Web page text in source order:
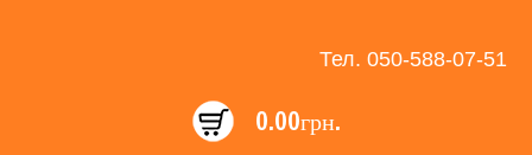
Тел. 050-588-07-51
0.00грн.